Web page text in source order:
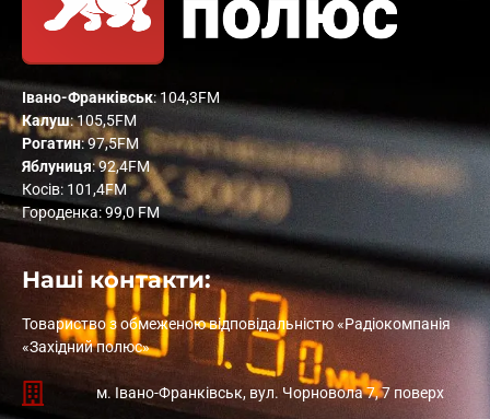
Івано-Франківськ: 104,3FM
Калуш: 105,5FM
Рогатин: 97,5FM
Яблуниця: 92,4FM
Косів: 101,4FM
Городенка: 99,0 FM
Наші контакти:
Товариство з обмеженою відповідальністю «Радіокомпанія
«Західний полюс»
м. Івано-Франківськ, вул. Чорновола 7, 7 поверх